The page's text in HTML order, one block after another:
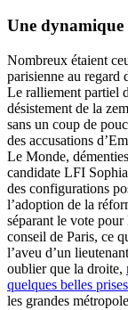
Une
Nombreux étaient
parisienne au regard
Le ralliement partiel
désistement de la
sans un coup de
des accusations
Le Monde,
candidate LFI
des configurations
l’adoption de la
séparant le vote
conseil de Paris, ce
l’aveu d’un
oublier que la droite,
quelques belles
les grandes